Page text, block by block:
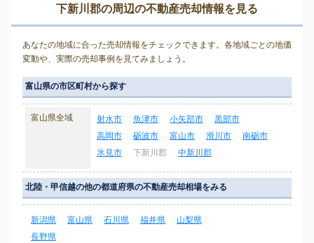
下新川郡の周辺の不動産売却情報を見る
あなたの地域に合った売却情報をチェックできます。各地域ごとの地価
変動や、実際の売却事例を見てみましょう。
富山県の市区町村から探す
富山県全域 射水市 魚津市 小矢部市
黒部市
高岡市
砺波市 富山市 滑川市
南砺市
氷見市
下新川郡 中新川郡
北陸・甲信越の他の都道府県の不動産売却相場をみる
新潟県 富山県 石川県 福井県
山梨県
長野県